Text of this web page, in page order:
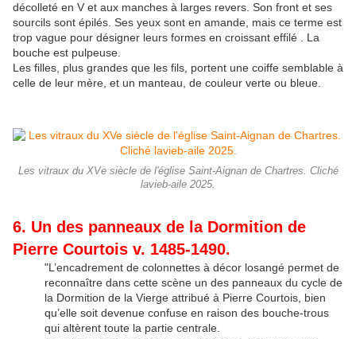
décolleté en V et aux manches à larges revers. Son front et ses
sourcils sont épilés. Ses yeux sont en amande, mais ce terme est
trop vague pour désigner leurs formes en croissant effilé . La
bouche est pulpeuse.
Les filles, plus grandes que les fils, portent une coiffe semblable à
celle de leur mère, et un manteau, de couleur verte ou bleue.
Les vitraux du XVe siècle de l'église Saint-Aignan de Chartres. Cliché
lavieb-aile 2025.
6. Un des panneaux de la Dormition de
Pierre Courtois v. 1485-1490.
"L’encadrement de colonnettes à décor losangé permet de
reconnaître dans cette scène un des panneaux du cycle de
la Dormition de la Vierge attribué à Pierre Courtois, bien
qu’elle soit devenue confuse en raison des bouche-trous
qui altèrent toute la partie centrale.